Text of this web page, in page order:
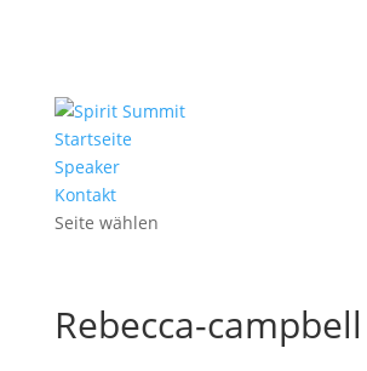
Startseite
Speaker
Kontakt
Seite wählen
Rebecca-campbell